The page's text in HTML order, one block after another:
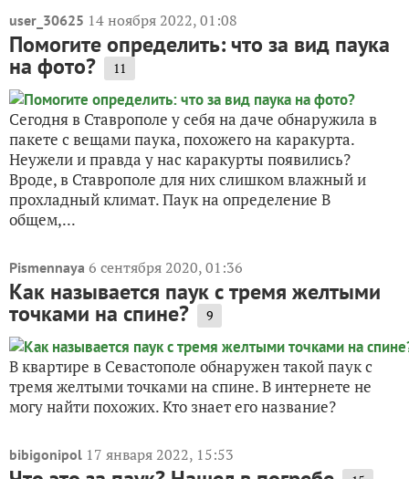
user_30625 14 ноября 2022, 01:08
Помогите определить: что за вид паука
на фото? 11
Сегодня в Ставрополе у себя на даче обнаружила в
пакете с вещами паука, похожего на каракурта.
Неужели и правда у нас каракурты появились?
Вроде, в Ставрополе для них слишком влажный и
прохладный климат. Паук на определение В
общем,...
Pismennaya 6 сентября 2020, 01:36
Как называется паук с тремя желтыми
точками на спине? 9
В квартире в Севастополе обнаружен такой паук с
тремя желтыми точками на спине. В интернете не
могу найти похожих. Кто знает его название?
bibigonipol 17 января 2022, 15:53